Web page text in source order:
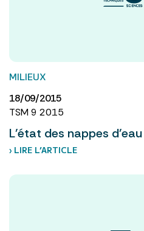
MILIEUX
18/09/2015
TSM 9 2015
L'état des nappes
› LIRE L’ARTICLE